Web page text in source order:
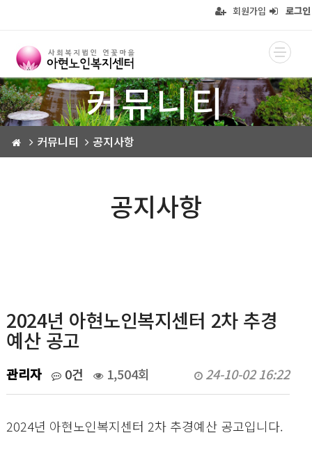
회원가입 로그인
커뮤니티
커뮤니티 공지사항
공지사항
2024년 아현노인복지센터 2차 추경
예산 공고
관리자 0건 1,504회 24-10-02 16:22
2024년 아현노인복지센터 2차 추경예산 공고입니다.